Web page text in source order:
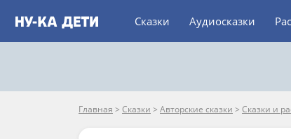
Сказки Аудиосказки
Главная > Сказки > Авторские сказки > Сказки и